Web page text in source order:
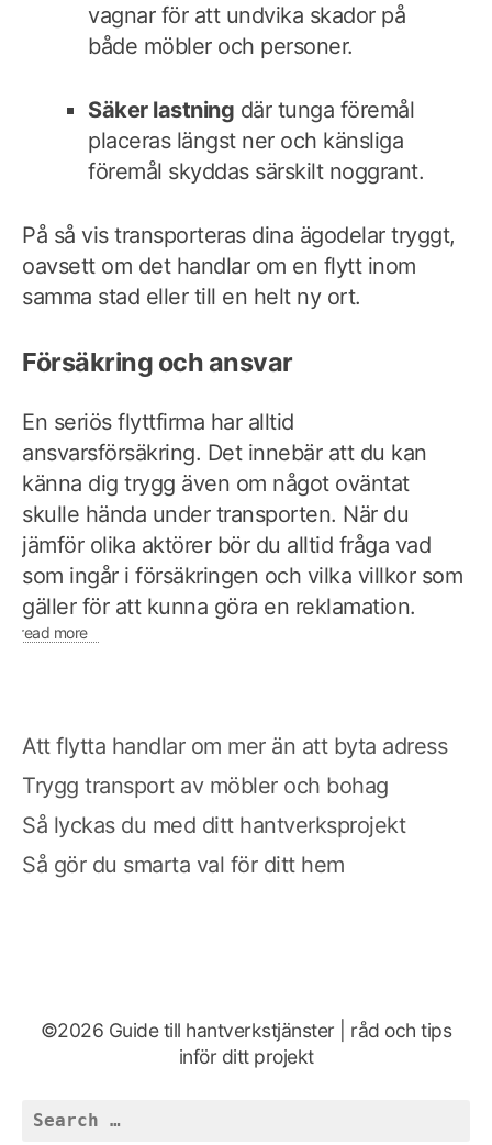
vagnar för att undvika skador på
både möbler och personer.
Säker lastning där tunga föremål
placeras längst ner och känsliga
föremål skyddas särskilt noggrant.
På så vis transporteras dina ägodelar tryggt,
oavsett om det handlar om en flytt inom
samma stad eller till en helt ny ort.
Försäkring och ansvar
En seriös flyttfirma har alltid
ansvarsförsäkring. Det innebär att du kan
känna dig trygg även om något oväntat
skulle hända under transporten. När du
jämför olika aktörer bör du alltid fråga vad
som ingår i försäkringen och vilka villkor som
gäller för att kunna göra en reklamation.
read more
Att flytta handlar om mer än att byta adress
Trygg transport av möbler och bohag
Så lyckas du med ditt hantverksprojekt
Så gör du smarta val för ditt hem
©2026 Guide till hantverkstjänster | råd och tips
inför ditt projekt
Search